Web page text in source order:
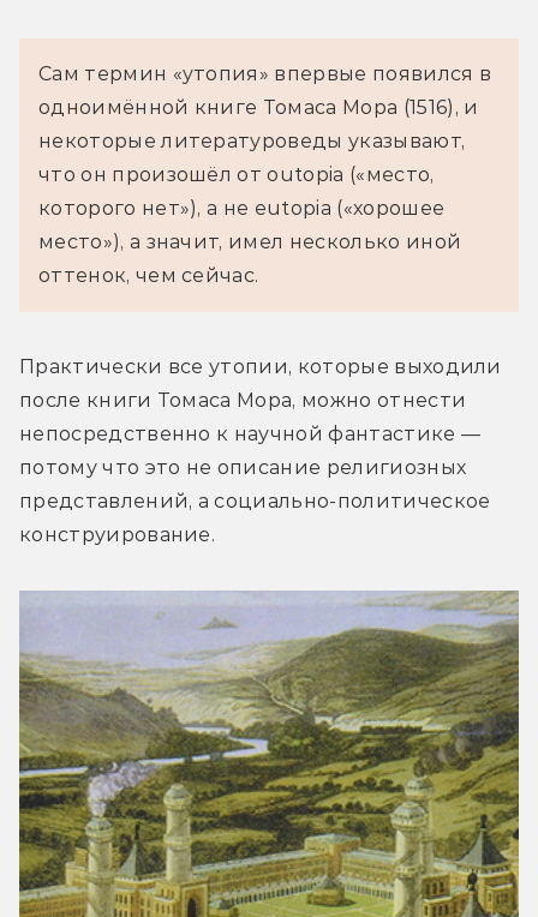
Сам термин «утопия» впервые появился в
одноимённой книге Томаса Мора (1516), и
некоторые литературоведы указывают,
что он произошёл от outopia («место,
которого нет»), а не eutopia («хорошее
место»), а значит, имел несколько иной
оттенок, чем сейчас.
Практически все утопии, которые выходили
после книги Томаса Мора, можно отнести
непосредственно к научной фантастике —
потому что это не описание религиозных
представлений, а социально-политическое
конструирование.